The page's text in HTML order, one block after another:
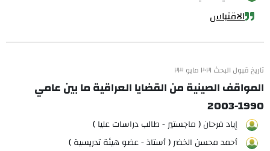
الاقتباس
تاريخ قبول البحث ٢٠٢١ مايو ٢٣
المواقف الصينية من القضايا العراقية ما بين عامي
1990-2003
إياد فرحان ( ماجستير - طالب دراسات عليا )
أحمد محسن الخضر ( أستاذ - عضو هيئة تدريسية )